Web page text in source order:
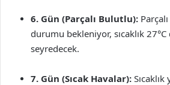
6. Gün (Parçalı Bulutlu):
durumu bekleniyor, sıcaklık
seyredecek.
7. Gün (Sıcak Havalar): Sıcaklık